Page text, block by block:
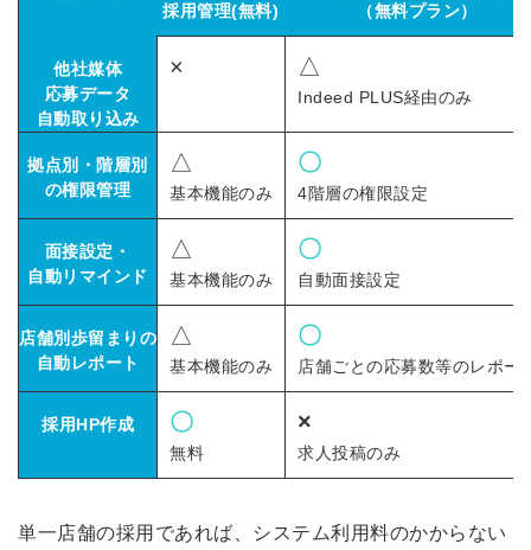
採用管理(無料)
（無料プラン）
他社媒体
応募データ
自動取り込み
× △
Indeed PLUS経由のみ
拠点別・階層別
の権限管理
△
基本機能のみ
〇
4階層の権限設定
面接設定・
自動リマインド
△
基本機能のみ
〇
自動面接設定
店舗別歩留まりの
自動レポート
△
基本機能のみ
〇
店舗ごとの応募数等のレポー
採用HP作成 〇
無料
×
求人投稿のみ
単一店舗の採用であれば、システム利用料のかからない